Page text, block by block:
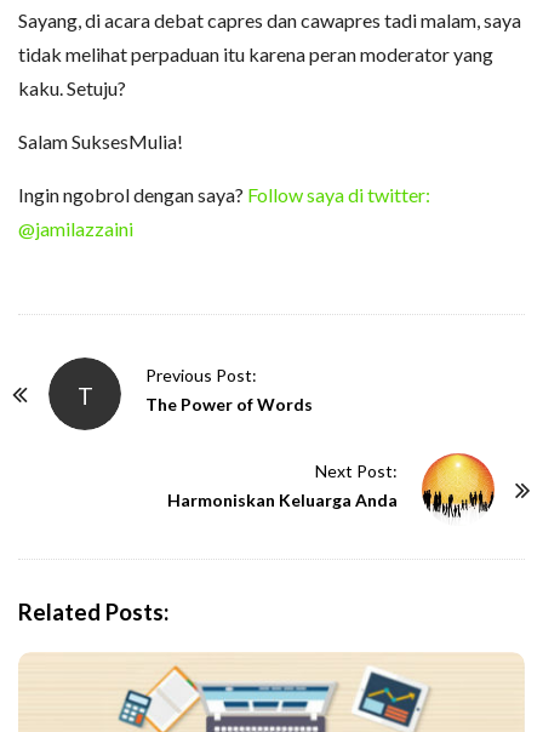
Sayang, di acara debat capres dan cawapres tadi malam, saya
tidak melihat perpaduan itu karena peran moderator yang
kaku. Setuju?
Salam SuksesMulia!
Ingin ngobrol dengan saya? Follow saya di twitter:
@jamilazzaini
T
Previous Post:
The Power of Words
Next Post:
Harmoniskan Keluarga Anda
Related Posts: